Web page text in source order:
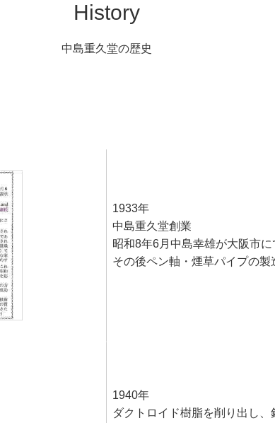
History
中島重久堂の歴史
1933年
中島重久堂創業
昭和8年6月中島幸雄が大阪市
その後ペン軸・煙草パイプの製
1940年
ダクトロイド樹脂を削り出し